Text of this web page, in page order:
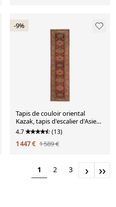
-9%
Tapis de couloir oriental
Kazak, tapis d'escalier d'Asie
centrale 300 x 68 cm
4.7 (13)
1 447 € 1 589 €
1 2 3 › ››